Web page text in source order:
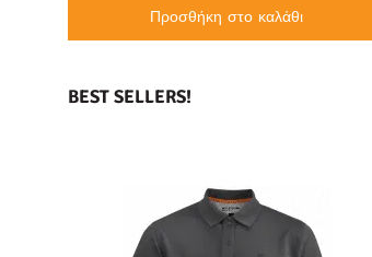
Προσθήκη στο καλάθι
BEST SELLERS!